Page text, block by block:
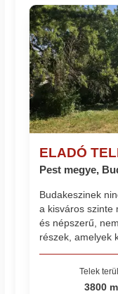
ELADÓ
Pest megye,
Budakeszinek
a kisváros szinte
és népszerű,
részek, amelyek
Telek
3800